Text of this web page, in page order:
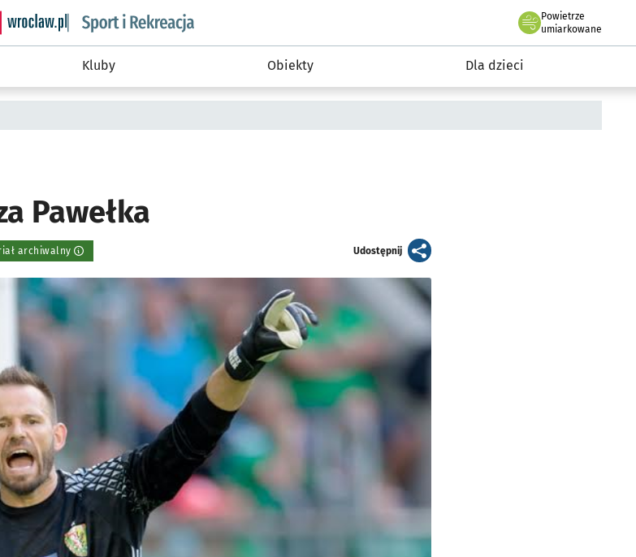
informacyjny wroclaw.pl podserwis: Sport i rekreacja
Powietrze
we Wrocławiu
umiarkowane
Kluby Obiekty Dla dzieci
Pawełka
archiwalny Udostępnijartykuł